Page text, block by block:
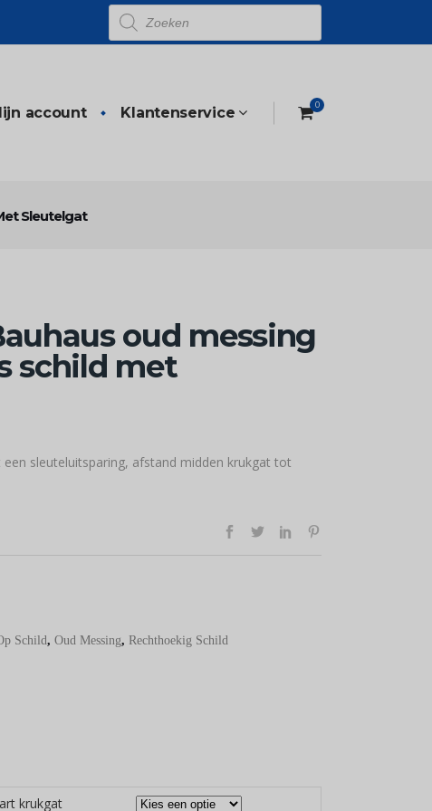
Producten
zoeken
0
account Klantenservice
Sleutelgat
oud messing
schild met
sleuteluitsparing, afstand midden krukgat tot
Schild, Oud Messing, Rechthoekig Schild
krukgat